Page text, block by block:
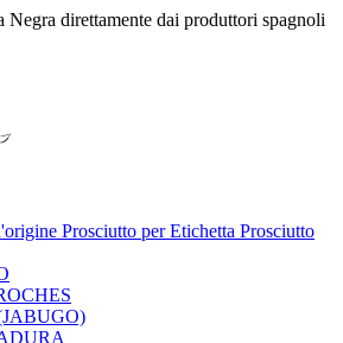
direttamente dai produttori spagnoli
Prosciutto per Etichetta Prosciutto